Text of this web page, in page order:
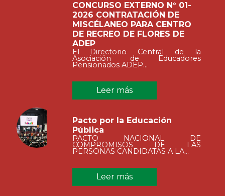
CONCURSO EXTERNO N° 01-
2026 CONTRATACIÓN DE
MISCÉLANEO PARA CENTRO
DE RECREO DE FLORES DE
ADEP
El Directorio Central de la
Asociación de Educadores
Pensionados ADEP...
Leer más
Pacto por la Educación
Pública
PACTO NACIONAL DE
COMPROMISOS DE LAS
PERSONAS CANDIDATAS A LA...
Leer más